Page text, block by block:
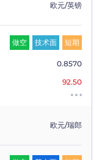
欧元/英镑
做空 技术面 短期
0.8570
92.50
欧元/瑞郎